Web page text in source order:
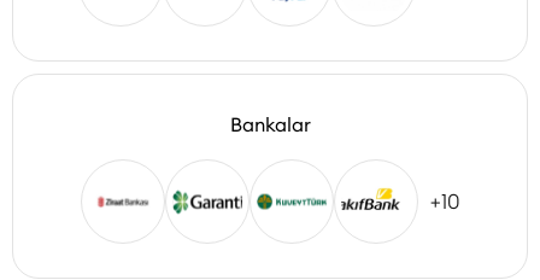
Bankalar
+10